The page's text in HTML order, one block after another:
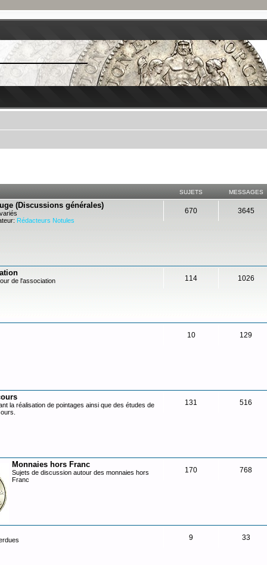
SUJETS MESSAGES
(Discussions générales)
Rédacteurs Notules
670 3645
de l'association 114 1026
10 129
la réalisation de pointages ainsi que des études de
131 516
Monnaies hors Franc
Sujets de discussion autour des monnaies hors
Franc
170 768
9 33